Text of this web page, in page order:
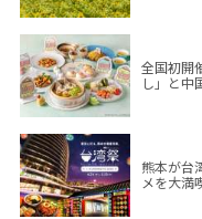
全国初開
し」と中
熊本が台
メを大満